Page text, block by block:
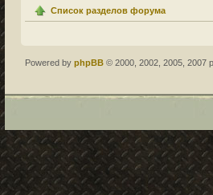
Список разделов форума
Powered by phpBB © 2000, 2002, 2005, 2007